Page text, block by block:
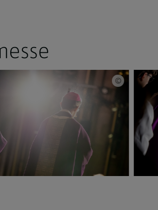
Schönlaub, Stephan Schönlaub Erzdiözese